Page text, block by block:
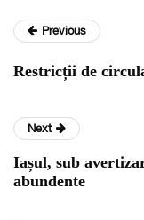
Previous
Restricții de
Next
Iașul, sub
abundente